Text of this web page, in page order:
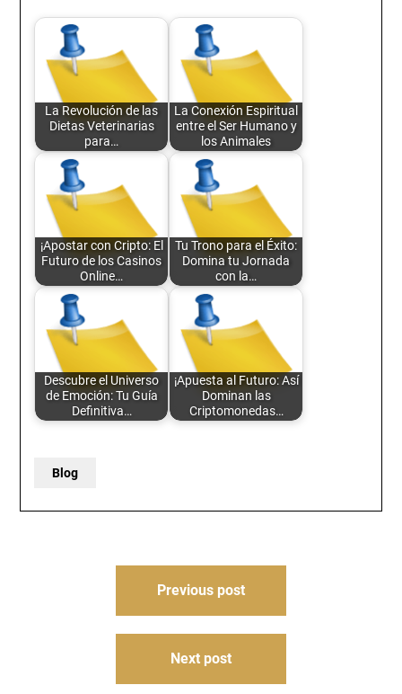
La Revolución de las
Dietas Veterinarias
para…
La Conexión Espiritual
entre el Ser Humano y
los Animales
¡Apostar con Cripto: El
Futuro de los Casinos
Online…
Tu Trono para el Éxito:
Domina tu Jornada
con la…
Descubre el Universo
de Emoción: Tu Guía
Definitiva…
¡Apuesta al Futuro: Así
Dominan las
Criptomonedas…
Blog
Previous post
Next post